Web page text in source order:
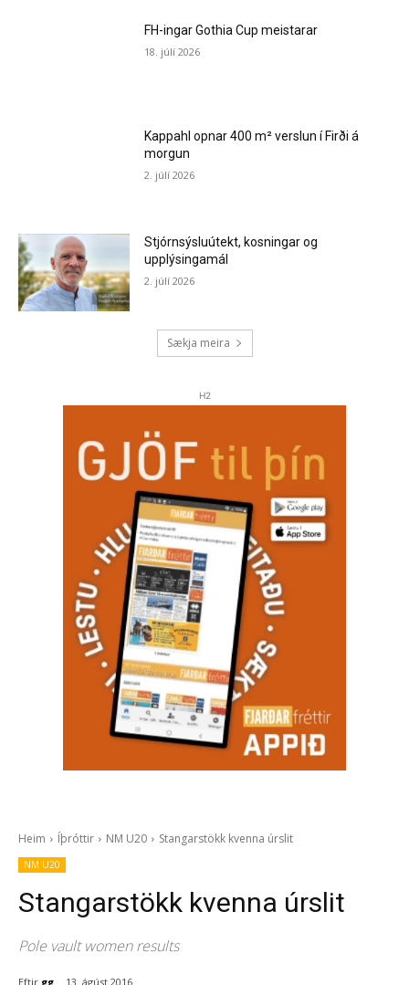
FH-ingar Gothia Cup meistarar
18. júlí 2026
Kappahl opnar 400 m² verslun í Firði á
morgun
2. júlí 2026
Stjórnsýsluútekt, kosningar og
upplýsingamál
2. júlí 2026
Sækja meira
H2